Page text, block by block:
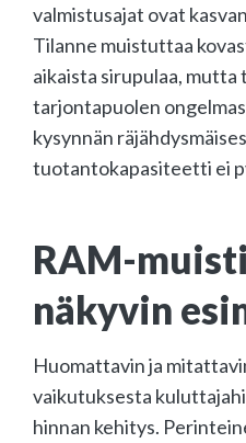
valmistusajat ovat
Tilanne muistuttaa
aikaista sirupulaa, mutta
tarjontapuolen
kysynnän
tuotantokapasiteetti ei
RAM-
näkyvin
Huomattavin ja
vaikutuksesta
hinnan kehitys.